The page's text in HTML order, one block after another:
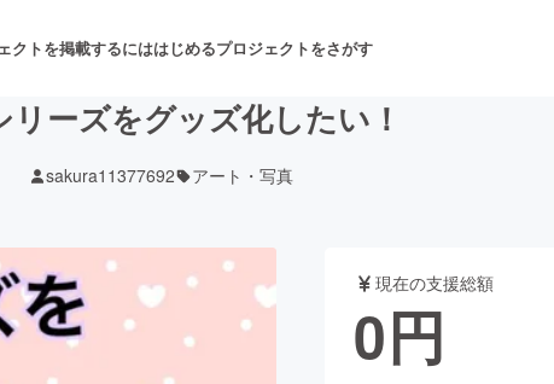
クトを掲載するにははじめるプロジェクトをさがす
舞台・パフォーマンス
リーズをグッズ化したい！
sakura11377692 アート・写真
現在の支援総額
0円